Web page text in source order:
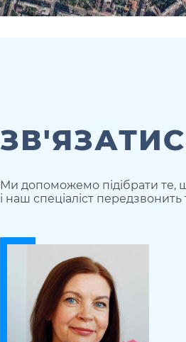
Ми допоможемо підібрати те,
і наш спеціаліст